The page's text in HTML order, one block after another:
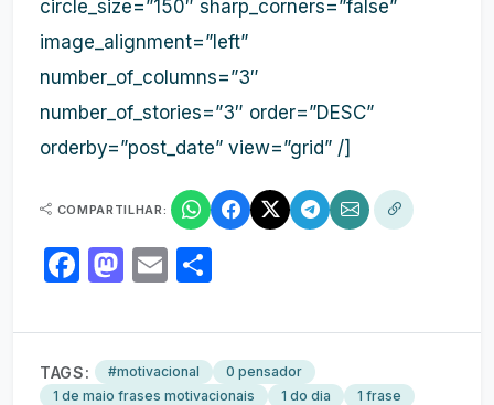
circle_size=”150″ sharp_corners=”false”
image_alignment=”left”
number_of_columns=”3″
number_of_stories=”3″ order=”DESC”
orderby=”post_date” view=”grid” /]
COMPARTILHAR:
Facebook
Mastodon
Email
TAGS: #motivacional
0 pensador
1 de maio frases motivacionais
1 do dia
1 frase